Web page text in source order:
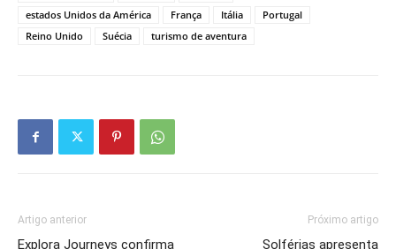
estados Unidos da América França Itália
Portugal
Reino Unido
Suécia turismo de aventura
Artigo anterior
Explora Journeys confirma
Próximo artigo
Solférias apresenta